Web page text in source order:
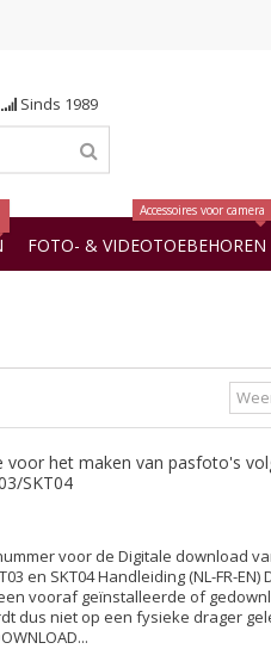
Sinds 1989
FOTO- & VIDEOTOEBEHOREN
Accessoires voor camera
het maken van pasfoto's
SKT04
voor de Digitale download
en SKT04 Handleiding (NL-FR-EN)
vooraf geïnstalleerde of
dus niet op een fysieke drager